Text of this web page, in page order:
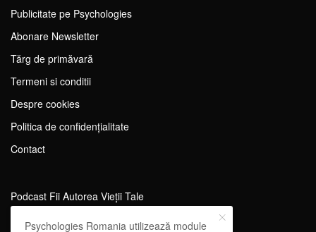
Publicitate pe Psychologies
Abonare Newsletter
Tărg de primăvară
Termeni si conditii
Despre cookies
Politica de confidențialitate
Contact
Podcast Fii Autorea Vieții Tale
Evenimente Fii Autoarea Vieții Tale!
Psychologies Romania utilizează module